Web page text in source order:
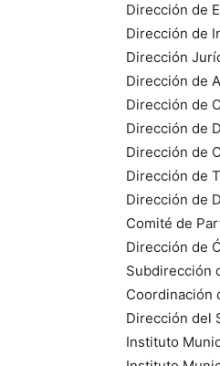
Dirección de
Dirección de
Dirección
Dirección de
Dirección de
Dirección de
Dirección de
Dirección de
Dirección de
Comité de
Dirección de
Subdirección
Coordinación
Dirección del
Instituto